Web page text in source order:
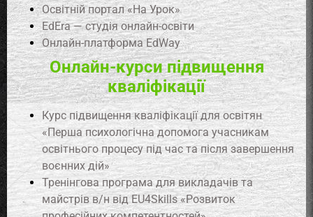
Освітній портал «На Урок»
EdEra — студія онлайн-освіти
Онлайн-платформа EdWay
Онлайн-курси підвищення
кваліфікації
Курс підвищення кваліфікації для освітян
«Перша психологічна допомога учасникам
освітнього процесу під час та після завершення
воєнних дій»
Тренінгова програма для викладачів та
майстрів в/н від EU4Skills «Розвиток